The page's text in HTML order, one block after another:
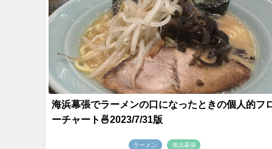
海浜幕張でラーメンの口になったときの個人的フ
ーチャート🍜2023/7/31版
ラーメン 海浜幕張